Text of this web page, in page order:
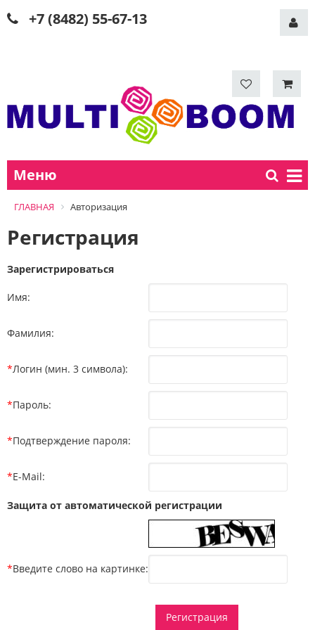
+7 (8482) 55-67-13
Меню
ГЛАВНАЯ Авторизация
Регистрация
Зарегистрироваться
Имя:
Фамилия:
*Логин (мин. 3 символа):
*Пароль:
*Подтверждение пароля:
*E-Mail:
Защита от автоматической регистрации
*Введите слово на картинке: